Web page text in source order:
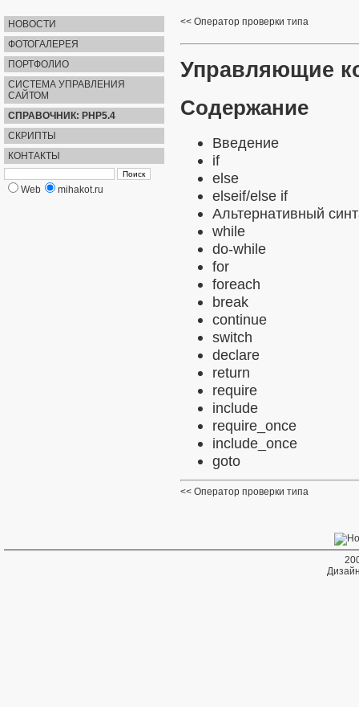
НОВОСТИ
ФОТОГАЛЕРЕЯ
ПОРТФОЛИО
СИСТЕМА УПРАВЛЕНИЯ
САЙТОМ
СПРАВОЧНИК: PHP5.4
СКРИПТЫ
КОНТАКТЫ
Web mihakot.ru
Оператор проверки типа
Управляющие
Содержание
Введение
if
else
elseif/else if
Альтернативный
while
do-while
for
foreach
break
continue
switch
declare
return
require
include
require_once
include_once
goto
Оператор проверки типа